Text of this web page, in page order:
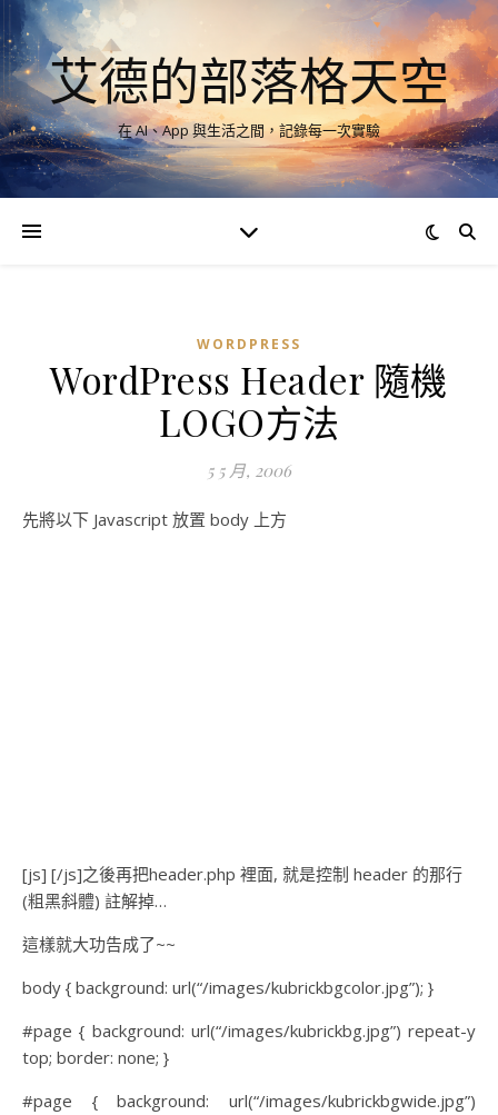
艾德的部落格天空
在 AI、App 與生活之間，記錄每一次實驗
WORDPRESS
WordPress Header 隨機
LOGO方法
5 5 月, 2006
先將以下 Javascript 放置 body 上方
[js] [/js]之後再把header.php 裡面, 就是控制 header 的那行
(粗黑斜體) 註解掉…
這樣就大功告成了~~
body { background: url(“/images/kubrickbgcolor.jpg”); }
#page { background: url(“/images/kubrickbg.jpg”) repeat-y
top; border: none; }
#page { background: url(“/images/kubrickbgwide.jpg”)